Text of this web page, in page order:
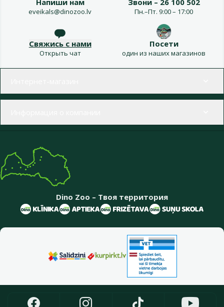
eveikals@dinozoo.lv Пн.–Пт. 9:00 – 17:00
Свяжись с нами
Открыть чат
Посети
один из наших магазинов
Dino Zoo – Твоя территория